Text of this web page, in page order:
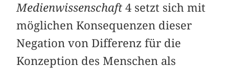
Medienwissenschaft 4 setzt sich mit
möglichen Konsequenzen dieser
Negation von Differenz für die
Konzeption des Menschen als